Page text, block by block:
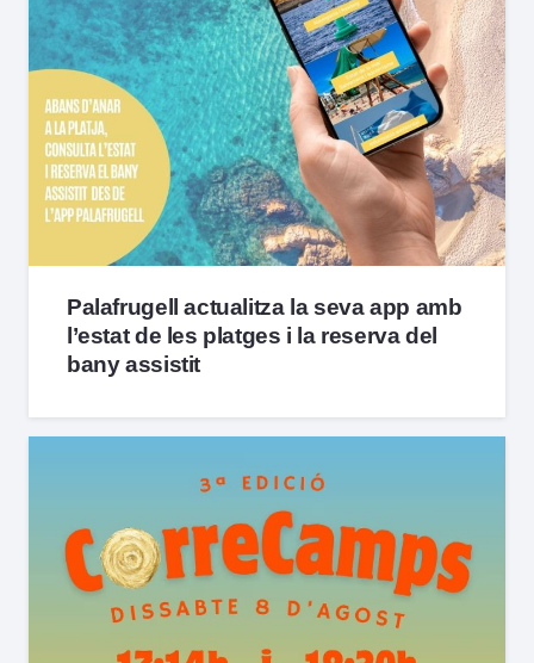
Palafrugell actualitza la seva app amb
l’estat de les platges i la reserva del
bany assistit